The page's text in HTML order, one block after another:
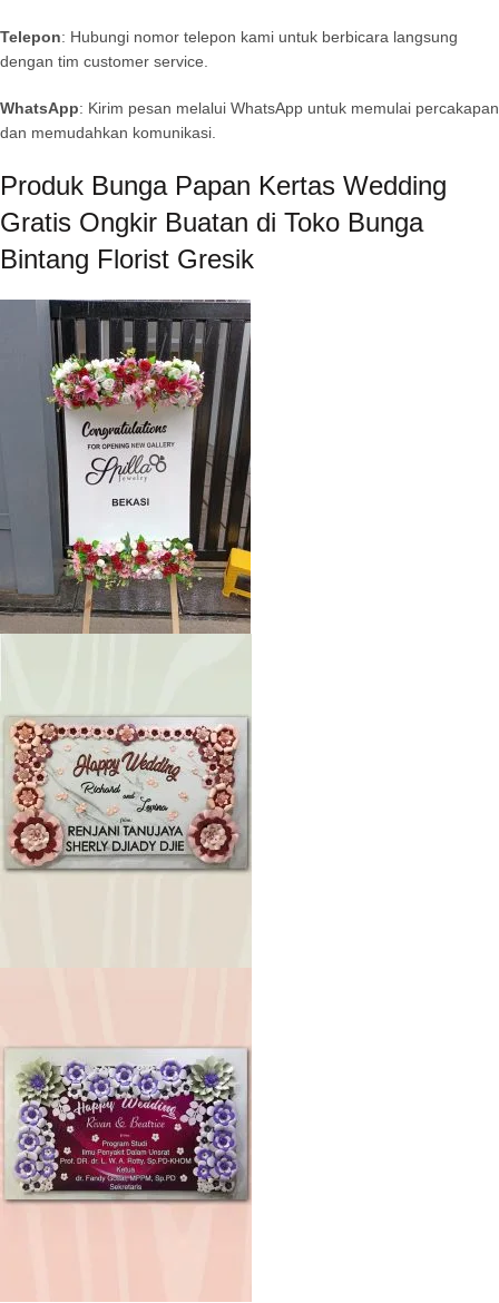
Telepon: Hubungi nomor telepon kami untuk berbicara langsung
dengan tim customer service.
WhatsApp: Kirim pesan melalui WhatsApp untuk memulai percakapan
dan memudahkan komunikasi.
Produk Bunga Papan Kertas Wedding
Gratis Ongkir Buatan di Toko Bunga
Bintang Florist Gresik